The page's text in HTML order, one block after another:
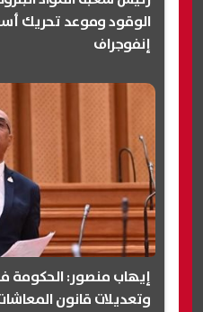
الوقود وموعد تحريك
إنفوجراف
وتعديلات قانون